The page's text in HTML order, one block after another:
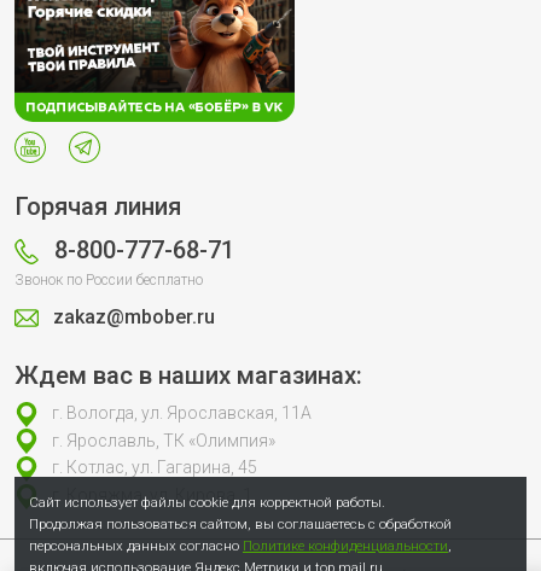
Сайт использует файлы cookie для корректной работы.
Продолжая пользоваться сайтом, вы соглашаетесь с обработкой
персональных данных согласно Политике конфиденциальности,
включая использование Яндекс Метрики и top.mail.ru.
Горячая линия
8-800-777-68-71
Звонок по России бесплатно
zakaz@mbober.ru
Ждем вас в наших магазинах:
г. Вологда, ул. Ярославская, 11А
г. Ярославль, ТК «Олимпия»
г. Котлас, ул. Гагарина, 45
г. Коряжма, ул. Кирова, 1